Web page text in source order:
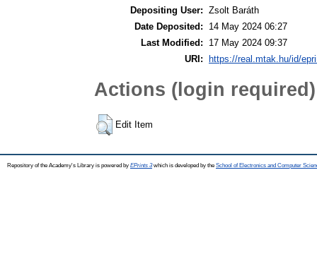
Depositing User: Zsolt Baráth
Date Deposited:
14 May 2024 06:27
Last Modified:
17 May 2024 09:37
URI:
https://real.mtak.hu/id/
Actions (login required)
Edit Item
Repository of the Academy's Library is powered by EPrints 3which is developed by the School of Electronics and Computer